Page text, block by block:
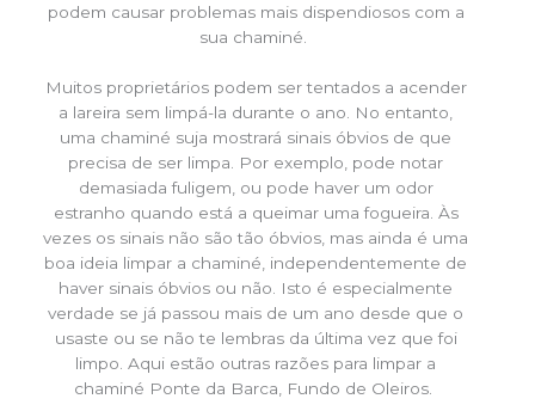
podem causar problemas mais dispendiosos com a
sua chaminé.
Muitos proprietários podem ser tentados a acender
a lareira sem limpá-la durante o ano. No entanto,
uma chaminé suja mostrará sinais óbvios de que
precisa de ser limpa. Por exemplo, pode notar
demasiada fuligem, ou pode haver um odor
estranho quando está a queimar uma fogueira. Às
vezes os sinais não são tão óbvios, mas ainda é uma
boa ideia limpar a chaminé, independentemente de
haver sinais óbvios ou não. Isto é especialmente
verdade se já passou mais de um ano desde que o
usaste ou se não te lembras da última vez que foi
limpo. Aqui estão outras razões para limpar a
chaminé Ponte da Barca, Fundo de Oleiros.